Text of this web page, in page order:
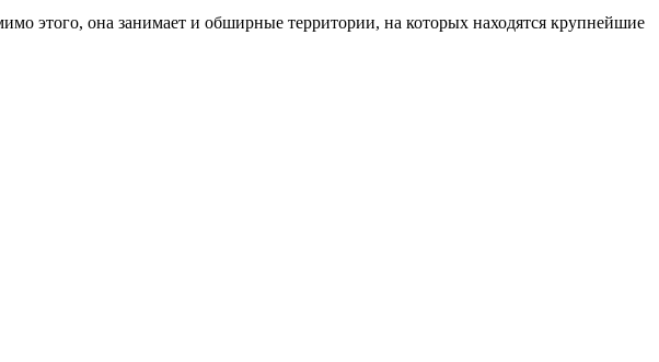
этого, она занимает и обширные территории, на которых находятся крупнейшие